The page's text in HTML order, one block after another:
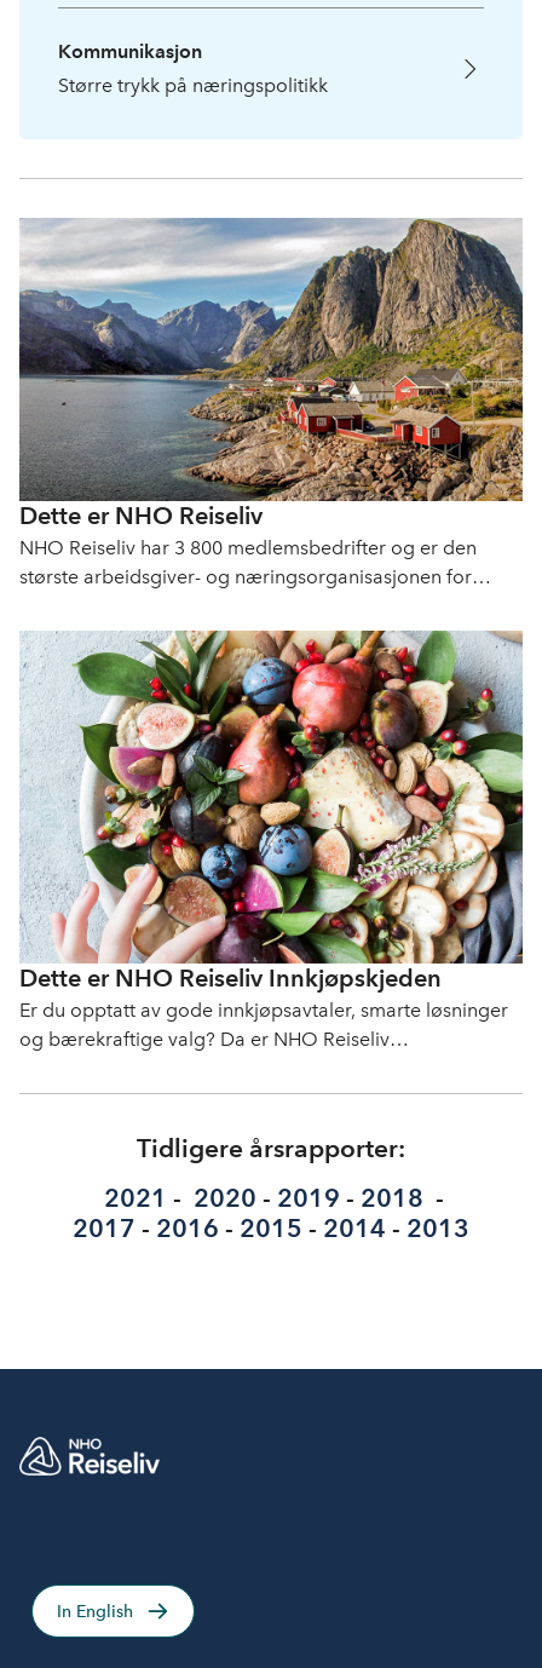
Kommunikasjon
Større trykk på næringspolitikk
Dette er NHO Reiseliv
NHO Reiseliv har 3 800 medlemsbedrifter og er den
største arbeidsgiver- og næringsorganisasjonen for
interessene til norsk reiseliv.
Dette er NHO Reiseliv Innkjøpskjeden
Er du opptatt av gode innkjøpsavtaler, smarte løsninger
og bærekraftige valg? Da er NHO Reiseliv
Tidligere årsrapporter:
2021 - 2020 - 2019 - 2018 -
2017 - 2016 - 2015 - 2014 - 2013
In English